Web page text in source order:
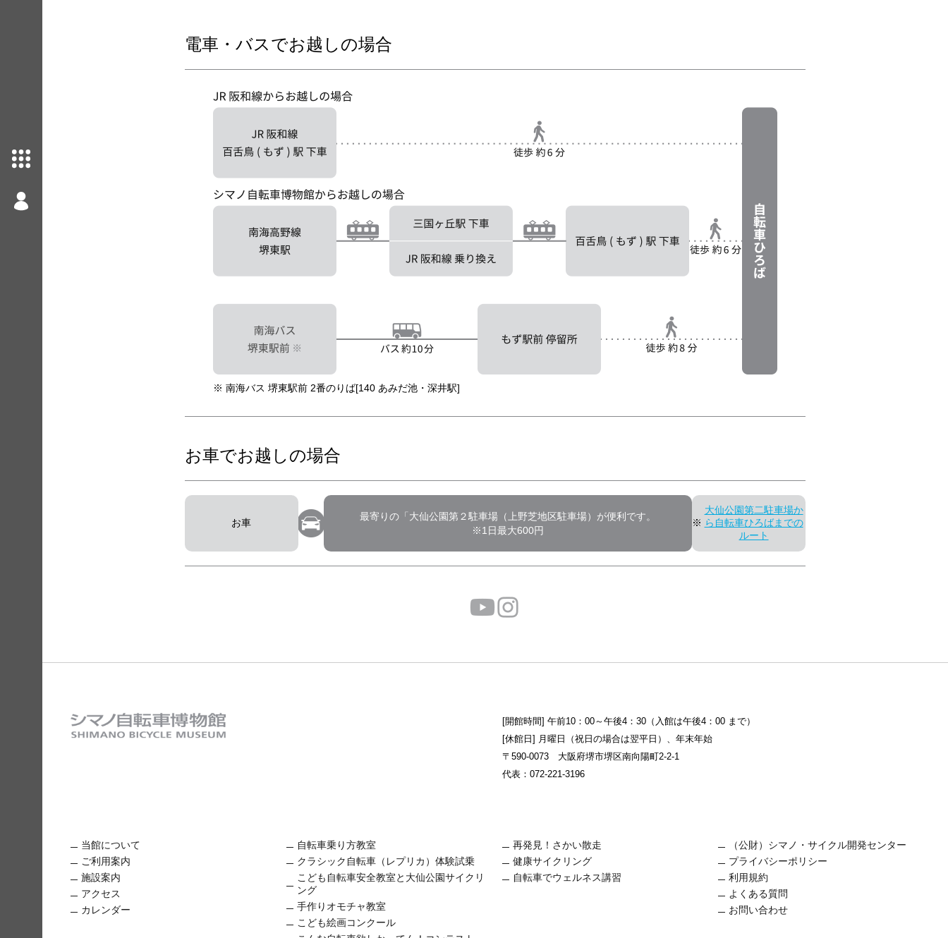
電車・バスでお越しの場合
※ 南海バス 堺東駅前 2番のりば[140 あみだ池・深井駅]
お車でお越しの場合
お車
最寄りの「大仙公園第２駐車場（上野芝地区駐車場）が便利です。
※1日最大600円
※
大仙公園第二駐車場か
ら自転車ひろばまでの
ルート
[開館時間] 午前10：00～午後4：30（入館は午後4：00 まで）
[休館日] 月曜日（祝日の場合は翌平日）、年末年始
〒590-0073 大阪府堺市堺区南向陽町2-2-1
代表：072-221-3196
当館について
ご利用案内
施設案内
アクセス
カレンダー
自転車乗り方教室
クラシック自転車（レプリカ）体験試乗
こども自転車安全教室と大仙公園サイクリ
ング
手作りオモチャ教室
こども絵画コンクール
再発見！さかい散走
健康サイクリング
自転車でウェルネス講習
（公財）シマノ・サイクル開発センター
プライバシーポリシー
利用規約
よくある質問
お問い合わせ